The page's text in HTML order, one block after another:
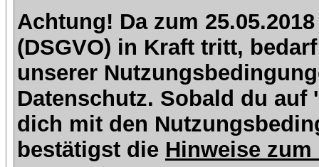
Achtung! Da zum
(DSGVO) in Kraft tritt,
unserer
Datenschutz. Sobald du
dich mit den
bestätigst die Hinweise